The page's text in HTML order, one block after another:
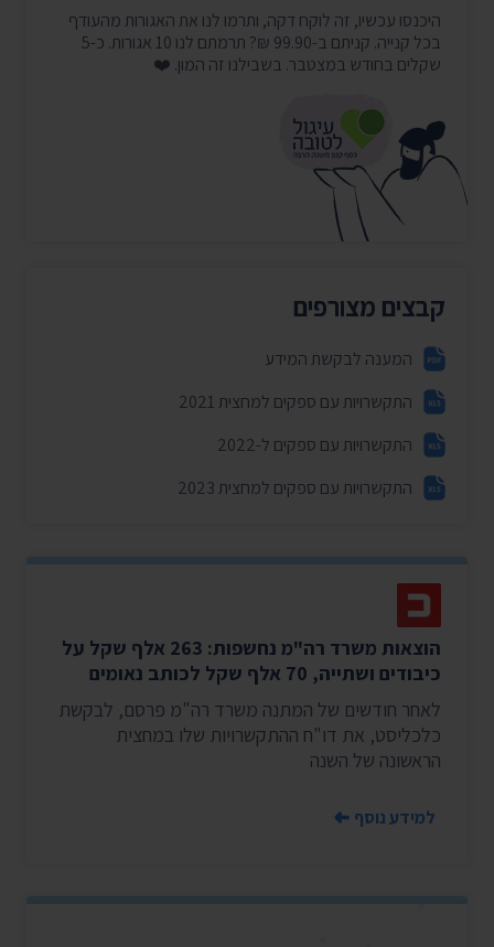
היכנסו עכשיו, זה לוקח דקה, ותרמו לנו את האגורות מהעודף
בכל קנייה. קניתם ב-99.90 ₪? תרמתם לנו 10 אגורות. כ-5
שקלים בחודש במצטבר. בשבילנו זה המון. ❤️
קבצים מצורפים
המענה לבקשת המידע
התקשרויות עם ספקים למחצית 2021
התקשרויות עם ספקים ל-2022
התקשרויות עם ספקים למחצית 2023
הוצאות משרד רה"מ נחשפות: 263 אלף שקל על
כיבודים ושתייה, 70 אלף שקל לכותב נאומים
לאחר חודשים של המתנה משרד רה"מ פרסם, לבקשת
כלכליסט, את דו"ח ההתקשרויות שלו במחצית
הראשונה של השנה
למידע נוסף